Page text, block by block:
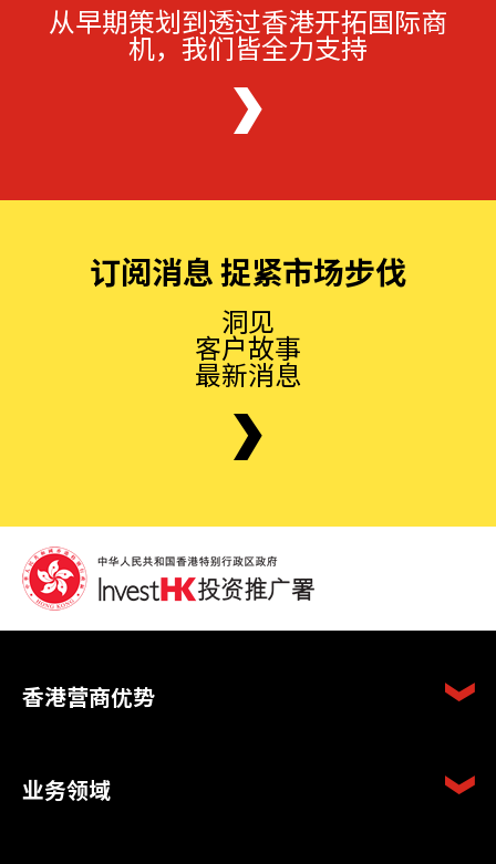
从早期策划到透过香港开拓国际商
机，我们皆全力支持
订阅消息 捉紧市场步伐
洞见
客户故事
最新消息
香港营商优势
业务领域